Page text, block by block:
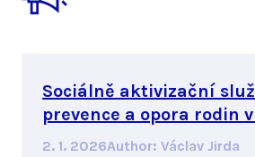
Sociálně aktivizační
prevence a opora rodin
2. 1. 2026Author: Václav Jirda